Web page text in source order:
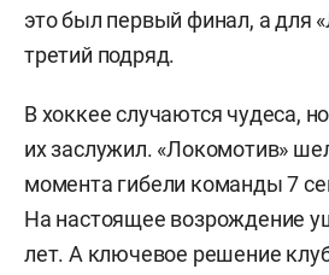
это был первый финал, а для
третий подряд.
В хоккее случаются чудеса,
их заслужил. «Локомотив»
момента гибели команды 7
На настоящее возрождение
лет. А ключевое решение